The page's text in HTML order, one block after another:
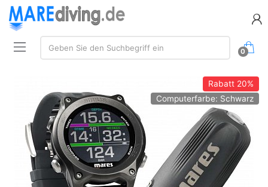
Suche:
Geben Sie den Suchbegriff ein
0
Rabatt20%
Computerfarbe: Schwarz